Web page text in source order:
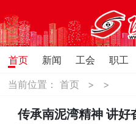
首页 新闻 工会 职工
当前位置：首页 > >
传承南泥湾精神 讲好